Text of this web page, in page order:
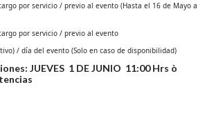
por servicio / previo al evento (Hasta el 16 de Mayo a
por servicio / previo al evento
/ día del evento (Solo en caso de disponibilidad)
JUEVES 1 DE JUNIO 11:00 Hrs ò